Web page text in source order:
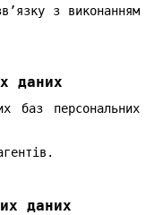
з виконанням
даних
баз персональних
даних